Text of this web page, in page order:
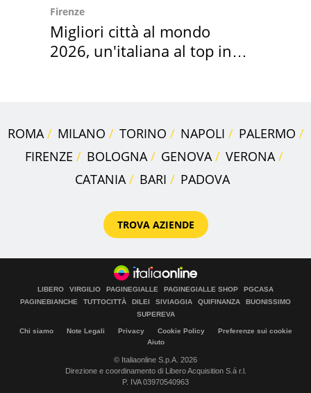
Firenze
Migliori città al mondo
2026, un'italiana al top in
ROMA MILANO TORINO NAPOLI
PALERMO
FIRENZE
BOLOGNA GENOVA
VERONA
CATANIA
BARI PADOVA
TROVA AZIENDE
LIBERO VIRGILIO PAGINEGIALLE PAGINEGIALLE SHOP
PGCASA
PAGINEBIANCHE
TUTTOCITTÀ DILEI SIVIAGGIA QUIFINANZA
BUONISSIMO
SUPEREVA
Chi siamo Note Legali Privacy Cookie Policy
Preferenze sui cookie
Aiuto
© Italiaonline S.p.A. 2026
Direzione e coordinamento di Libero Acquisition S.á r.l.
P. IVA 03970540963